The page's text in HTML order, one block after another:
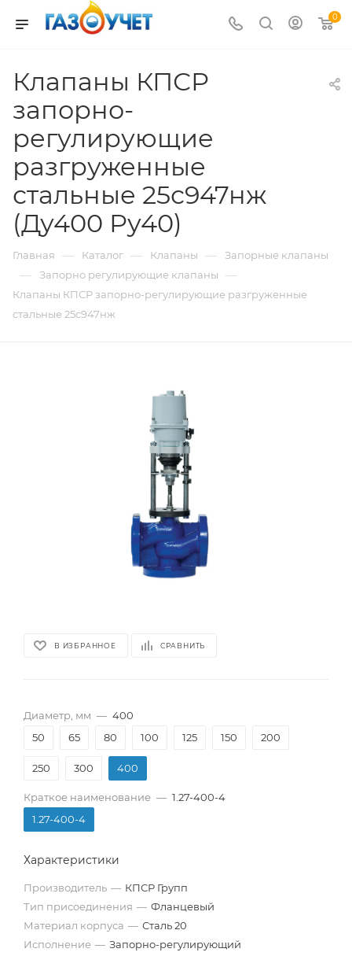
0
Клапаны КПСР
запорно-
регулирующие
разгруженные
стальные 25с947нж
(Ду400 Ру40)
Главная — Каталог — Клапаны — Запорные клапаны
— Запорно регулирующие клапаны —
Клапаны КПСР запорно-регулирующие разгруженные
стальные 25с947нж
В ИЗБРАННОЕ СРАВНИТЬ
Диаметр, мм — 400
50
65 80 100 125 150 200
250 300 400
Краткое наименование — 1.27-400-4
1.27-400-4
Характеристики
Производитель — КПСР Групп
Тип присоединения — Фланцевый
Материал корпуса — Сталь 20
Исполнение — Запорно-регулирующий